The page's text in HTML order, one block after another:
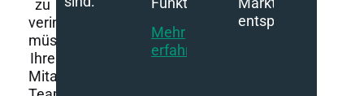
zu
verinnerlichen,
müssen
Ihre
Mitarbeiter,
Mehr
erfahren
entsprechen.